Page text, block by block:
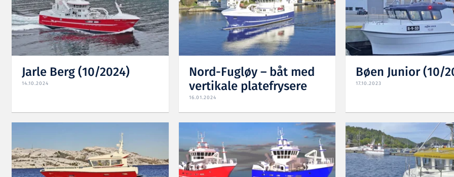
Jarle Berg (10/2024)
14.10.2024
Nord-Fugløy – båt med
vertikale platefrysere
16.01.2024
Bøen Junior (10/
17.10.2023